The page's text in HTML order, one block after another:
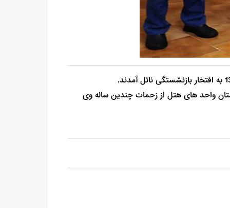
واحد های هتل از زحمات چندین ساله وی